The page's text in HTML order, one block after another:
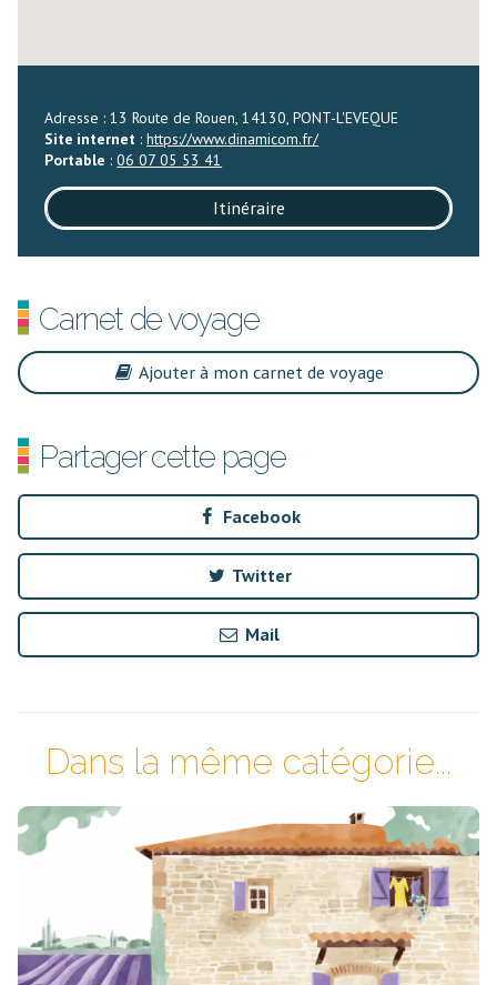
Adresse : 13 Route de Rouen, 14130, PONT-L'EVEQUE
Site internet :https://www.dinamicom.fr/
Portable :06 07 05 53 41
Itinéraire
Carnet de voyage
Ajouter à mon carnet de voyage
Partager cette page
Facebook
Twitter
Mail
Dans la même catégorie...